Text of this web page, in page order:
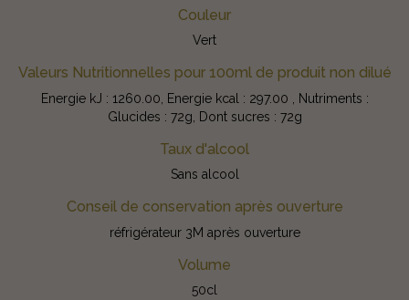
Couleur
Vert
Valeurs Nutritionnelles pour 100ml de produit non dilué
Energie kJ : 1260.00, Energie kcal : 297.00 , Nutriments :
Glucides : 72g, Dont sucres : 72g
Taux d'alcool
Sans alcool
Conseil de conservation après ouverture
réfrigérateur 3M après ouverture
Volume
50cl